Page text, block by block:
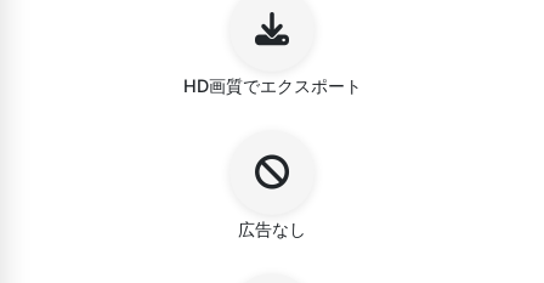
HD画質でエクスポート
広告なし